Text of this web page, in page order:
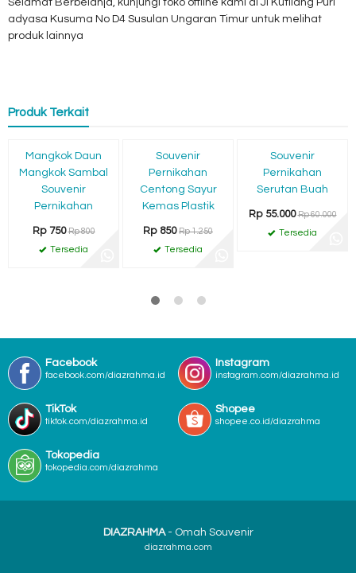
Selamat Berbelanja, kunjungi toko offline kami di Jl Kutilang Puri
adyasa Kusuma No D4 Susulan Ungaran Timur untuk melihat
produk lainnya
Produk Terkait
6%Mangkok Daun
Mangkok Sambal
Souvenir
Pernikahan
Rp 750 Rp 800
Tersedia
Souvenir
Pernikahan
Centong Sayur
Kemas Plastik
Rp 850 Rp 1.250
Tersedia
Souvenir
Pernikahan
Serutan Buah
Rp 55.000 Rp 60.000
Tersedia
Facebook
facebook.com/diazrahma.id
Instagram
instagram.com/diazrahma.id
TikTok
tiktok.com/diazrahma.id
Shopee
shopee.co.id/diazrahma
Tokopedia
tokopedia.com/diazrahma
DIAZRAHMA- Omah Souvenir
diazrahma.com